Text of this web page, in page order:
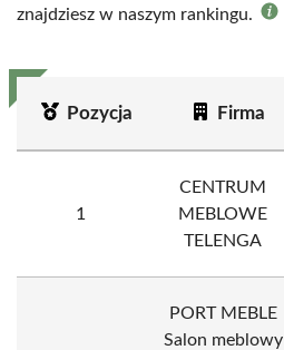
znajdziesz w naszym rankingu.
Pozycja Firma
1
CENTRUM
MEBLOWE
TELENGA
PORT MEBLE
Salon meblowy